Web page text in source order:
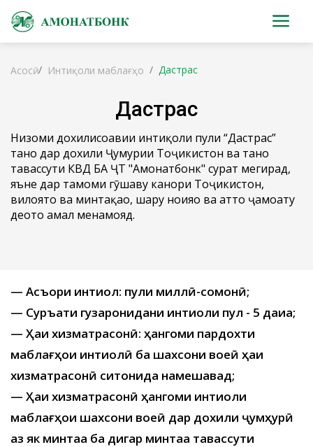
Асосӣ Интиқоли маблағҳо Дастрас
Дастрас
Низоми дохилисоҳавии интиқоли пули “Дастрас”
танҳо дар дохили Ҷумҳурии Тоҷикистон ва танҳо
тавассути КВД БА ҶТ "Амонатбонк" сурат мегирад,
яъне дар тамоми гӯшаву канори Тоҷикистон,
вилоятҳо ва минтақаҳо, шаҳру ноҳияҳо ва ҳатто ҷамоату
деҳотҳо амал менамояд.
— Асъори интиқол: пули миллӣ-сомонӣ;
— Суръати гузаронидани интиқоли пул - 5 дақиқа;
— Ҳаққи хизматрасонӣ: ҳангоми пардохти
маблағҳои интиқолӣ ба шахсони воқеӣ ҳаққи
хизматрасонӣ ситонида намешавад;
— Ҳаққи хизматрасонӣ ҳангоми интиқоли
маблағҳои шахсони воқеӣ дар дохили ҷумҳурӣ
аз як минтақа ба дигар минтақа тавассути